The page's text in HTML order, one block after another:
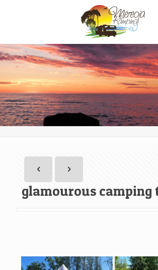
glamourous camping